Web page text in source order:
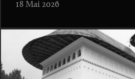
18 Mai 2026